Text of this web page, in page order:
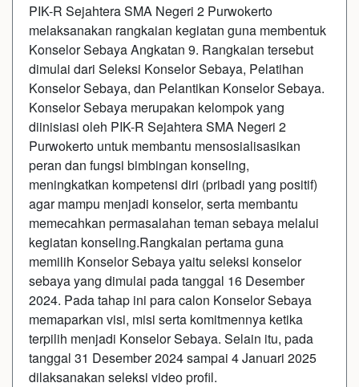
PIK-R Sejahtera SMA Negeri 2 Purwokerto
melaksanakan rangkaian kegiatan guna membentuk
Konselor Sebaya Angkatan 9. Rangkaian tersebut
dimulai dari Seleksi Konselor Sebaya, Pelatihan
Konselor Sebaya, dan Pelantikan Konselor Sebaya.
Konselor Sebaya merupakan kelompok yang
diinisiasi oleh PIK-R Sejahtera SMA Negeri 2
Purwokerto untuk membantu mensosialisasikan
peran dan fungsi bimbingan konseling,
meningkatkan kompetensi diri (pribadi yang positif)
agar mampu menjadi konselor, serta membantu
memecahkan permasalahan teman sebaya melalui
kegiatan konseling.Rangkaian pertama guna
memilih Konselor Sebaya yaitu seleksi konselor
sebaya yang dimulai pada tanggal 16 Desember
2024. Pada tahap ini para calon Konselor Sebaya
memaparkan visi, misi serta komitmennya ketika
terpilih menjadi Konselor Sebaya. Selain itu, pada
tanggal 31 Desember 2024 sampai 4 Januari 2025
dilaksanakan seleksi video profil.